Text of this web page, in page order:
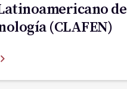
de
(CLAFEN)